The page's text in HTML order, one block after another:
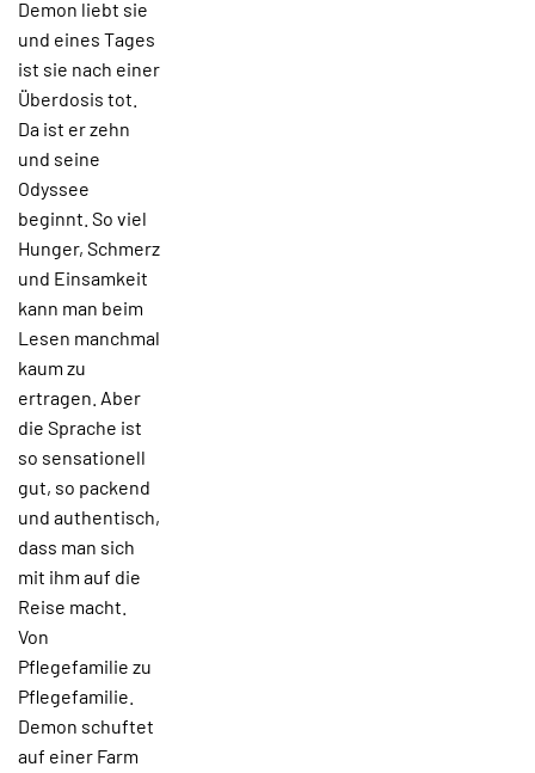
Demon liebt sie
und eines Tages
ist sie nach einer
Überdosis tot.
Da ist er zehn
und seine
Odyssee
beginnt. So viel
Hunger, Schmerz
und Einsamkeit
kann man beim
Lesen manchmal
kaum zu
ertragen. Aber
die Sprache ist
so sensationell
gut, so packend
und authentisch,
dass man sich
mit ihm auf die
Reise macht.
Von
Pflegefamilie zu
Pflegefamilie.
Demon schuftet
auf einer Farm